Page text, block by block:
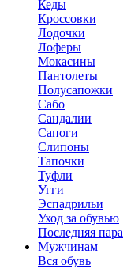
Кеды
Кроссовки
Лодочки
Лоферы
Мокасины
Пантолеты
Полусапожки
Сабо
Сандалии
Сапоги
Слипоны
Тапочки
Туфли
Угги
Эспадрильи
Уход за обувью
Последняя пара
Мужчинам
Вся обувь